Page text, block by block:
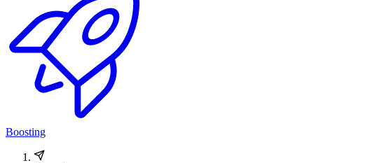
Boosting